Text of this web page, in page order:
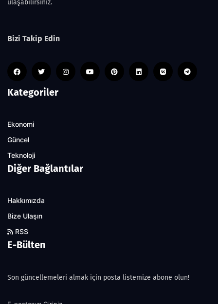
ulaşabilirsiniz.
Bizi Takip Edin
Kategoriler
Ekonomi
Güncel
Teknoloji
Diğer Bağlantılar
Hakkımızda
Bize Ulaşın
RSS
E-Bülten
Son güncellemeleri almak için posta listemize abone olun!